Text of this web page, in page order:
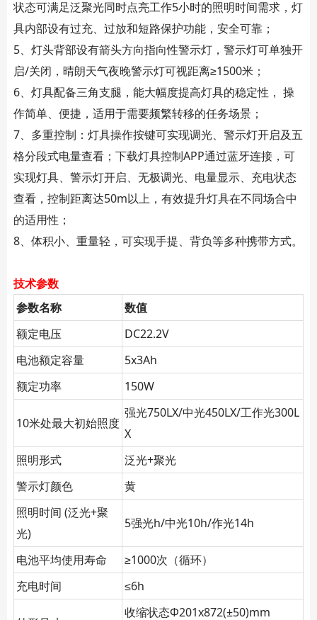
状态可满足泛聚光同时点亮工作5小时的照明时间需求，灯
具内部设有过充、过放和短路保护功能，安全可靠；
5、灯头背部设有箭头方向指向性警示灯，警示灯可单独开
启/关闭，晴朗天气夜晚警示灯可视距离≥1500米；
6、灯具配备三角支腿，能大幅度提高灯具的稳定性， 操
作简单、便捷，适用于需要频繁转移的任务场景；
7、多重控制：灯具操作按键可实现调光、警示灯开启及五
格分段式电量查看；下载灯具控制APP通过蓝牙连接，可
实现灯具、警示灯开启、无极调光、电量显示、充电状态
查看，控制距离达50m以上，有效提升灯具在不同场合中
的适用性；
8、体积小、重量轻，可实现手提、背负等多种携带方式。
技术参数
参数名称
数值
额定电压
DC22.2V
电池额定容量
5x3Ah
额定功率
150W
10米处最大初始照度
强光750LX/中光450LX/工作光300L
X
照明形式
泛光+聚光
警示灯颜色
黄
照明时间 (泛光+聚
光)
5强光h/中光10h/作光14h
电池平均使用寿命
≥1000次（循环）
充电时间
≤6h
收缩状态Φ201x872(±50)mm